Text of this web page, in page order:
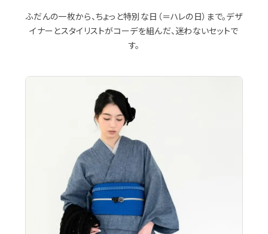
ふだんの一枚から、ちょっと特別な日（＝ハレの日）まで。デザ
イナーとスタイリストがコーデを組んだ、迷わないセットで
す。